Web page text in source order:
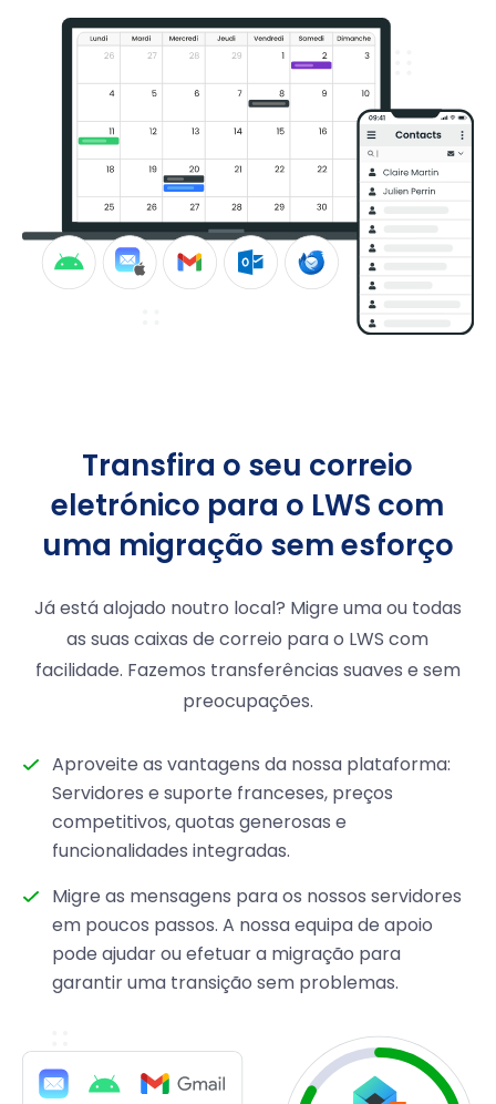
Transfira o seu correio
eletrónico para o LWS com
uma migração sem esforço
Já está alojado noutro local? Migre uma ou todas
as suas caixas de correio para o LWS com
facilidade. Fazemos transferências suaves e sem
preocupações.
Aproveite as vantagens da nossa plataforma:
Servidores e suporte franceses, preços
competitivos, quotas generosas e
funcionalidades integradas.
Migre as mensagens para os nossos servidores
em poucos passos. A nossa equipa de apoio
pode ajudar ou efetuar a migração para
garantir uma transição sem problemas.